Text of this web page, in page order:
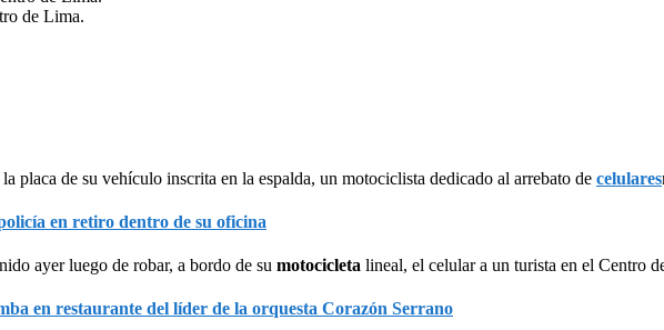
de Lima.
placa de su vehículo inscrita en la espalda, un motociclista dedicado al arrebato de celulares
en retiro dentro de su oficina
ayer luego de robar, a bordo de su motocicleta lineal, el celular a un turista en el Centro
en restaurante del líder de la orquesta Corazón Serrano